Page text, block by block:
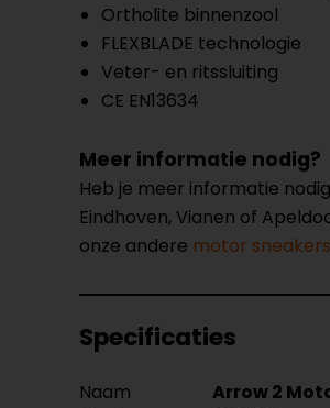
Ortholite binnenzool
FLEXBLADE technologie
Veter- en ritssluiting
CE EN13634
Meer informatie nodig?
Heb je meer informatie
Eindhoven, Vianen of
onze andere motor
Specificaties
Naam Arrow 2